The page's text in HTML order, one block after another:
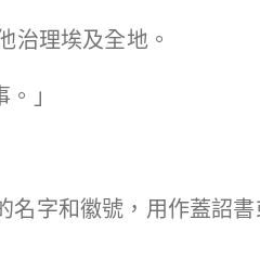
治理埃及全地。
」
字和徽號，用作蓋詔書